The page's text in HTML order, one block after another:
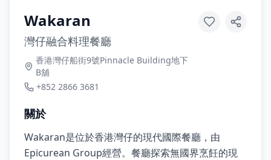
Wakaran
灣仔融合料理餐廳
香港灣仔船街9號Pinnacle Building地下
B舖
+852 2866 3681
關於
Wakaran是位於香港灣仔的現代國際餐廳，由
Epicurean Group經營。餐廳探索無國界烹飪的現